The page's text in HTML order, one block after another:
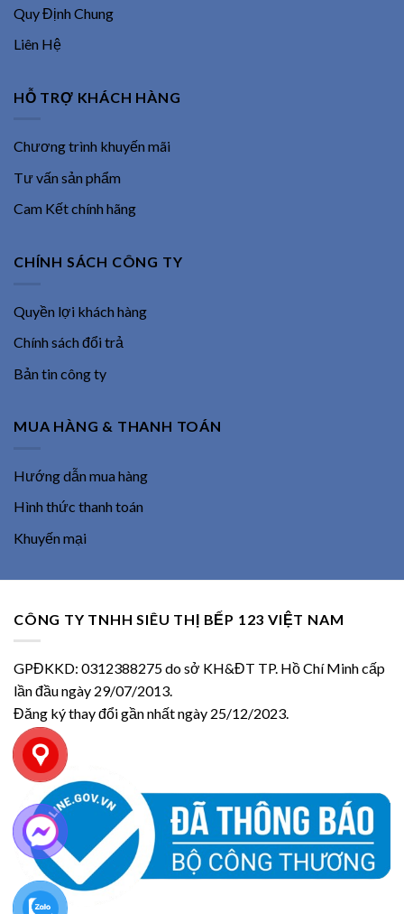
Quy Định Chung
Liên Hệ
HỖ TRỢ KHÁCH HÀNG
Chương trình khuyến mãi
Tư vấn sản phẩm
Cam Kết chính hãng
CHÍNH SÁCH CÔNG TY
Quyền lợi khách hàng
Chính sách đổi trả
Bản tin công ty
MUA HÀNG & THANH TOÁN
Hướng dẫn mua hàng
Hình thức thanh toán
Khuyến mại
CÔNG TY TNHH SIÊU THỊ BẾP 123 VIỆT NAM
GPĐKKD: 0312388275 do sở KH&ĐT TP. Hồ Chí Minh cấp
lần đầu ngày 29/07/2013.
Đăng ký thay đổi gần nhất ngày 25/12/2023.